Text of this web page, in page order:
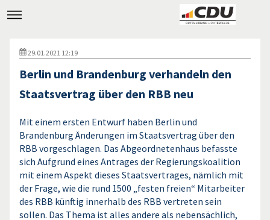
29.01.2021 12:19
Berlin und Brandenburg verhandeln den
Staatsvertrag über den RBB neu
Mit einem ersten Entwurf haben Berlin und
Brandenburg Änderungen im Staatsvertrag über den
RBB vorgeschlagen. Das Abgeordnetenhaus befasste
sich Aufgrund eines Antrages der Regierungskoalition
mit einem Aspekt dieses Staatsvertrages, nämlich mit
der Frage, wie die rund 1500 „festen freien“ Mitarbeiter
des RBB künftig innerhalb des RBB vertreten sein
sollen. Das Thema ist alles andere als nebensächlich,